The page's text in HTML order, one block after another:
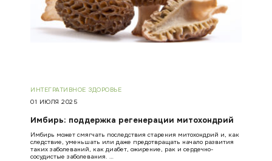
ИНТЕГРАТИВНОЕ ЗДОРОВЬЕ
01 ИЮЛЯ 2025
Имбирь: поддержка регенерации митохондрий
Имбирь может смягчать последствия старения митохондрий и, как
следствие, уменьшать или даже предотвращать начало развития
таких заболеваний, как диабет, ожирение, рак и сердечно-
сосудистые заболевания. …